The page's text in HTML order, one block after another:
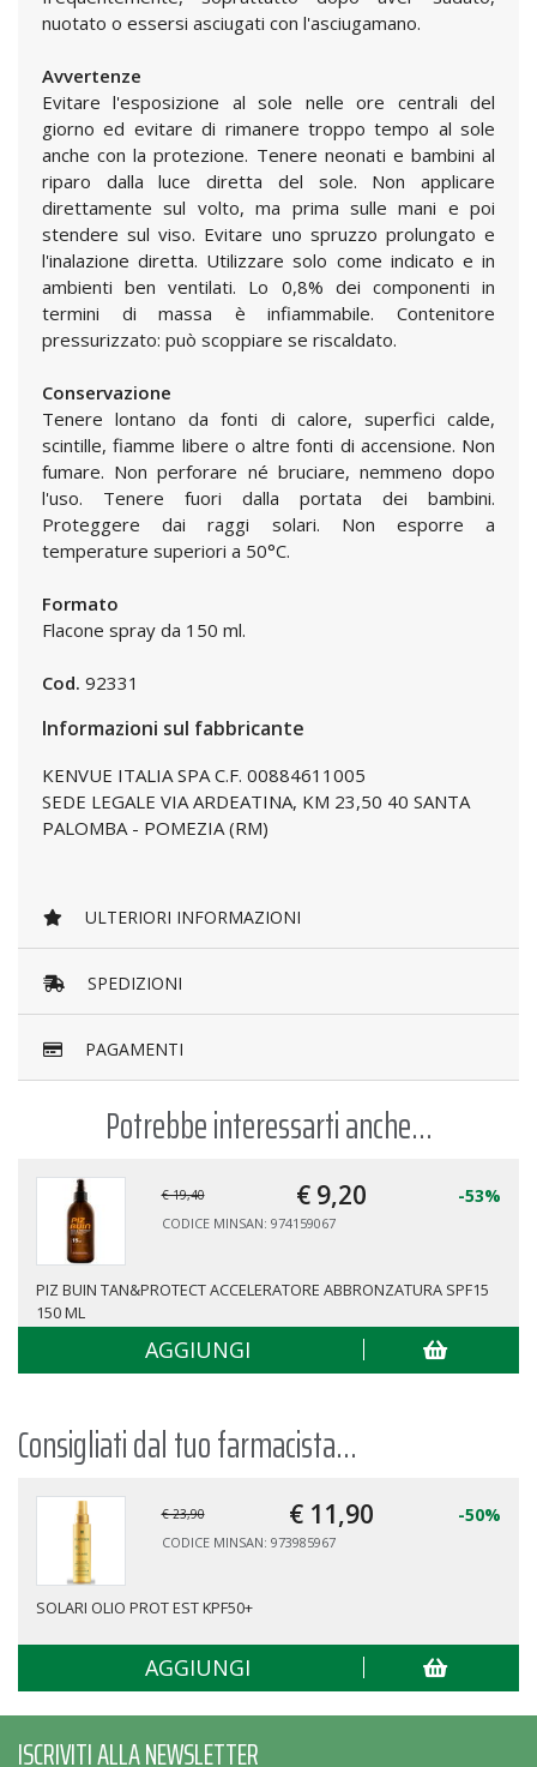
nuotato o essersi asciugati con l'asciugamano.
Avvertenze
Evitare l'esposizione al sole nelle ore centrali del
giorno ed evitare di rimanere troppo tempo al sole
anche con la protezione. Tenere neonati e bambini al
riparo dalla luce diretta del sole. Non applicare
direttamente sul volto, ma prima sulle mani e poi
stendere sul viso. Evitare uno spruzzo prolungato e
l'inalazione diretta. Utilizzare solo come indicato e in
ambienti ben ventilati. Lo 0,8% dei componenti in
termini di massa è infiammabile. Contenitore
pressurizzato: può scoppiare se riscaldato.
Conservazione
Tenere lontano da fonti di calore, superfici calde,
scintille, fiamme libere o altre fonti di accensione. Non
fumare. Non perforare né bruciare, nemmeno dopo
l'uso. Tenere fuori dalla portata dei bambini.
Proteggere dai raggi solari. Non esporre a
temperature superiori a 50°C.
Formato
Flacone spray da 150 ml.
Cod. 92331
Informazioni sul fabbricante
KENVUE ITALIA SPA C.F. 00884611005
SEDE LEGALE VIA ARDEATINA, KM 23,50 40 SANTA
PALOMBA - POMEZIA (RM)
ULTERIORI INFORMAZIONI
SPEDIZIONI
PAGAMENTI
Potrebbe interessarti anche...
€ 19,40 € 9,20 -53%
CODICE MINSAN: 974159067
PIZ BUIN TAN&PROTECT ACCELERATORE ABBRONZATURA SPF15
150 ML
AGGIUNGI
Consigliati dal tuo farmacista...
€ 23,90 € 11,90 -50%
CODICE MINSAN: 973985967
SOLARI OLIO PROT EST KPF50+
AGGIUNGI
ISCRIVITI ALLA NEWSLETTER